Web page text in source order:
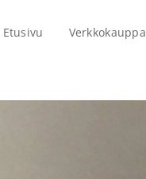
Etusivu Verkkokauppa